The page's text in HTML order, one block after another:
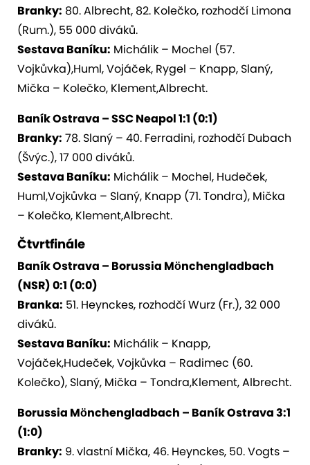
Branky: 80. Albrecht, 82. Kolečko, rozhodčí Limona
(Rum.), 55 000 diváků.
Sestava Baníku: Michálik – Mochel (57.
Vojkůvka),Huml, Vojáček, Rygel – Knapp, Slaný,
Mička – Kolečko, Klement,Albrecht.
Baník Ostrava – SSC Neapol 1:1 (0:1)
Branky: 78. Slaný – 40. Ferradini, rozhodčí Dubach
(Švýc.), 17 000 diváků.
Sestava Baníku: Michálik – Mochel, Hudeček,
Huml,Vojkůvka – Slaný, Knapp (71. Tondra), Mička
– Kolečko, Klement,Albrecht.
Čtvrtfinále
Baník Ostrava – Borussia Mönchengladbach
(NSR) 0:1 (0:0)
Branka: 51. Heynckes, rozhodčí Wurz (Fr.), 32 000
diváků.
Sestava Baníku: Michálik – Knapp,
Vojáček,Hudeček, Vojkůvka – Radimec (60.
Kolečko), Slaný, Mička – Tondra,Klement, Albrecht.
Borussia Mönchengladbach – Baník Ostrava 3:1
(1:0)
Branky: 9. vlastní Mička, 46. Heynckes, 50. Vogts –